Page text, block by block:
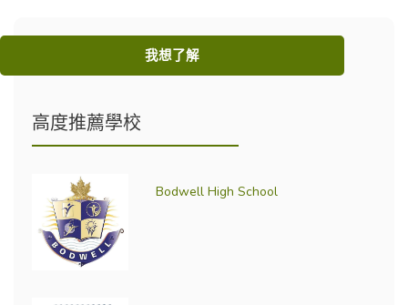
我想了解
高度推薦學校
Bodwell High School